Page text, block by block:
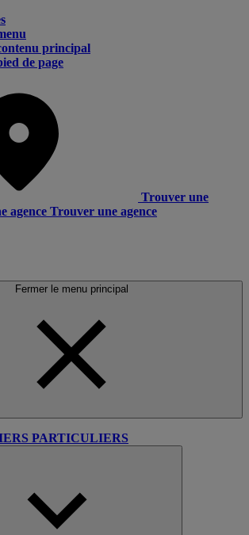
principal
de page
Trouver une
agence Trouver une agence
Fermer le menu principal
PARTICULIERS